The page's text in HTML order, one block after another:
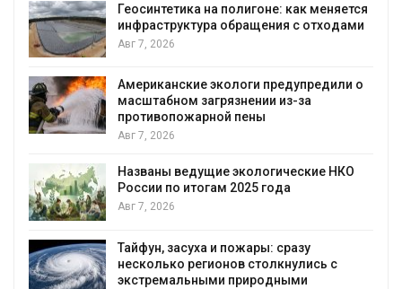
полигоне: как меняется
обращения с отходами
предупредили о
из-за
пены
экологические НКО
2025 года
пожары: сразу
столкнулись с
природными
строительство
уборку
Панамский канал
загрузку судов из-
В китайской
паводков
МЕГА и ВкусВилл
экообменники для